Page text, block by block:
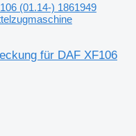
(01.14-) 1861949
für DAF XF106